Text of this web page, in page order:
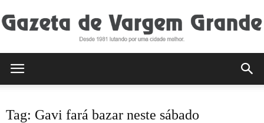
Tag: Gavi fará bazar neste sábado